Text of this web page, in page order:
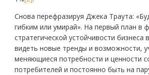
Снова перефразируя Джека Траута:
гибким или умирай». На первый план в
стратегической устойчивости бизнеса
видеть новые тренды и возможности,
меняющиеся потребности и ценности
потребителей и постоянно быть на